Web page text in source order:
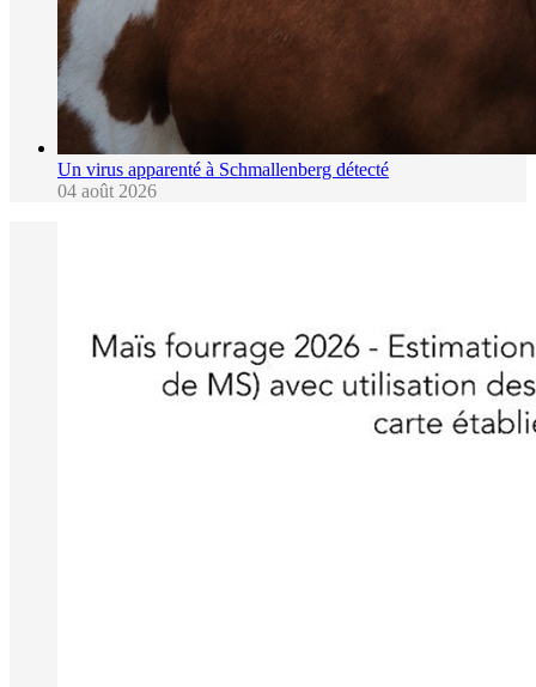
Un virus apparenté à Schmallenberg détecté
04 août 2026